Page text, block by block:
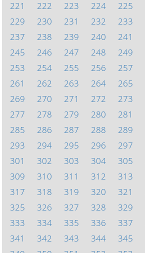
221
222 223 224 225
229
230 231 232 233
237
238 239 240 241
245
246 247 248 249
253
254 255 256 257
261
262 263 264 265
269
270 271 272 273
277
278 279 280 281
285
286 287 288 289
293
294 295 296 297
301
302 303 304 305
309
310 311 312 313
317
318 319 320 321
325
326 327 328 329
333
334 335 336 337
341
342 343 344 345